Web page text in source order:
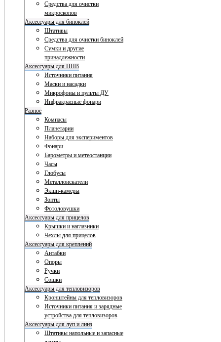
Средства для очистки
микроскопов
Аксессуары для биноклей
Штативы
Средства для очистки биноклей
Сумки и другие
принадлежности
Аксессуары для ПНВ
Источники питания
Маски и насадки
Микрофоны и пульты ДУ
Инфракрасные фонари
Разное
Компасы
Планетарии
Наборы для экспериментов
Фонари
Барометры и метеостанции
Часы
Глобусы
Металлоискатели
Экшн-камеры
Зонты
Фотоловушки
Аксессуары для прицелов
Крышки и наглазники
Чехлы для прицелов
Аксессуары для креплений
Антабки
Опоры
Ручки
Сошки
Аксессуары для тепловизоров
Кронштейны для тепловизоров
Источники питания и зарядные
устройства для тепловизоров
Аксессуары для луп и линз
Штативы напольные и запасные